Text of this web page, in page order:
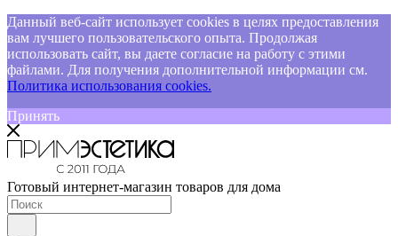
Данный веб-сайт использует cookies в целях предоставления
вам лучшего пользовательского опыта. Продолжая
использовать сайт, вы даете согласие на работу с этими
файлами. Для получения дополнительной информации см.
Политика использования cookies.
Принять
Готовый интернет-магазин товаров для дома